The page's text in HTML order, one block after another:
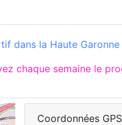
dans la Haute Garonne
chaque semaine le
Coordonnées GPS